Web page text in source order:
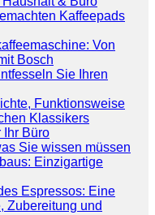
Kaffeepads
Von
Bosch
Sie Ihren
Funktionsweise
Klassikers
Ihr Büro
Sie wissen müssen
Einzigartige
Espressos: Eine
Zubereitung und